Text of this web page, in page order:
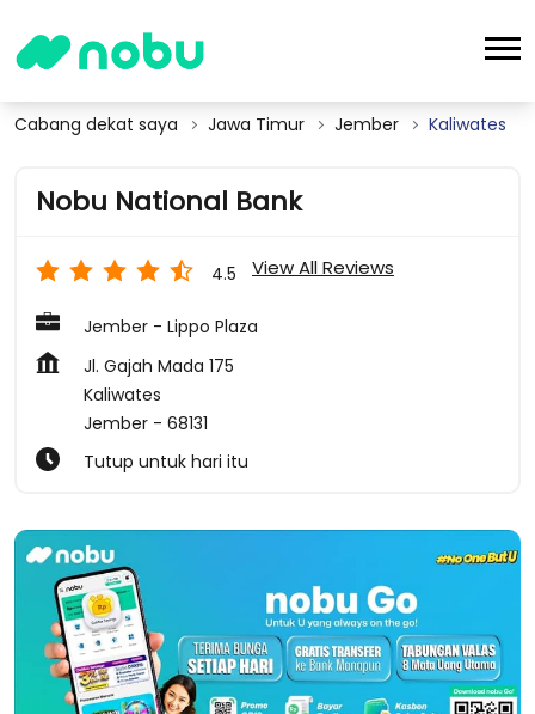
Cabang dekat saya Jawa Timur Jember Kaliwates
Nobu National Bank
4.5 View All Reviews
Jember - Lippo Plaza
Jl. Gajah Mada 175
Kaliwates
Jember - 68131
Tutup untuk hari itu